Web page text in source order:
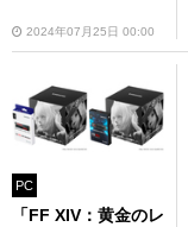
2024年07月25日 00:00
PC
「FF XIV：黄金のレ